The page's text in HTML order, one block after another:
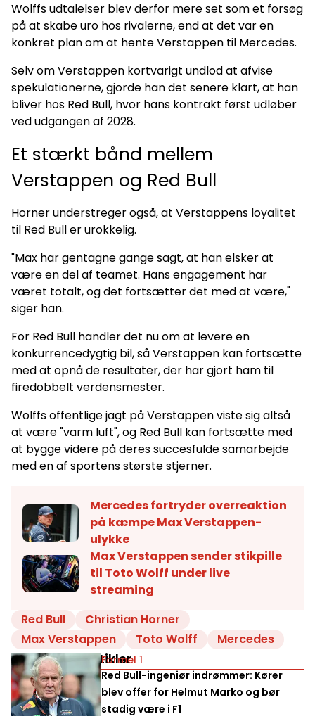
Wolffs udtalelser blev derfor mere set som et forsøg
på at skabe uro hos rivalerne, end at det var en
konkret plan om at hente Verstappen til Mercedes.
Selv om Verstappen kortvarigt undlod at afvise
spekulationerne, gjorde han det senere klart, at han
bliver hos Red Bull, hvor hans kontrakt først udløber
ved udgangen af 2028.
Et stærkt bånd mellem
Verstappen og Red Bull
Horner understreger også, at Verstappens loyalitet
til Red Bull er urokkelig.
"Max har gentagne gange sagt, at han elsker at
være en del af teamet. Hans engagement har
været totalt, og det fortsætter det med at være,"
siger han.
For Red Bull handler det nu om at levere en
konkurrencedygtig bil, så Verstappen kan fortsætte
med at opnå de resultater, der har gjort ham til
firedobbelt verdensmester.
Wolffs offentlige jagt på Verstappen viste sig altså
at være "varm luft", og Red Bull kan fortsætte med
at bygge videre på deres succesfulde samarbejde
med en af sportens største stjerner.
Mercedes fortryder overreaktion
på kæmpe Max Verstappen-
ulykke
Max Verstappen sender stikpille
til Toto Wolff under live
streaming
Red Bull
Christian Horner
Max Verstappen
Toto Wolff Mercedes
Relaterede artikler
Formel 1
Red Bull-ingeniør indrømmer: Kører
blev offer for Helmut Marko og bør
stadig være i F1